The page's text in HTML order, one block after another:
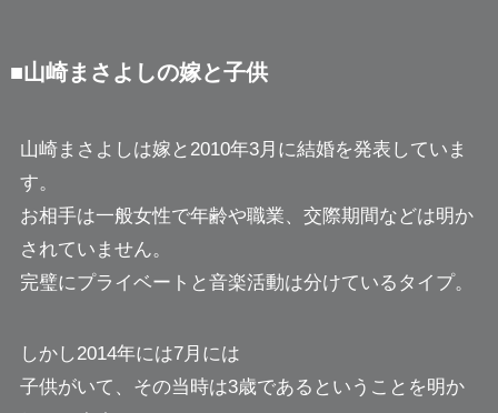
■山崎まさよしの嫁と子供
山崎まさよしは嫁と2010年3月に結婚を発表していま
す。
お相手は一般女性で年齢や職業、交際期間などは明か
されていません。
完璧にプライベートと音楽活動は分けているタイプ。
しかし2014年には7月には
子供がいて、その当時は3歳であるということを明か